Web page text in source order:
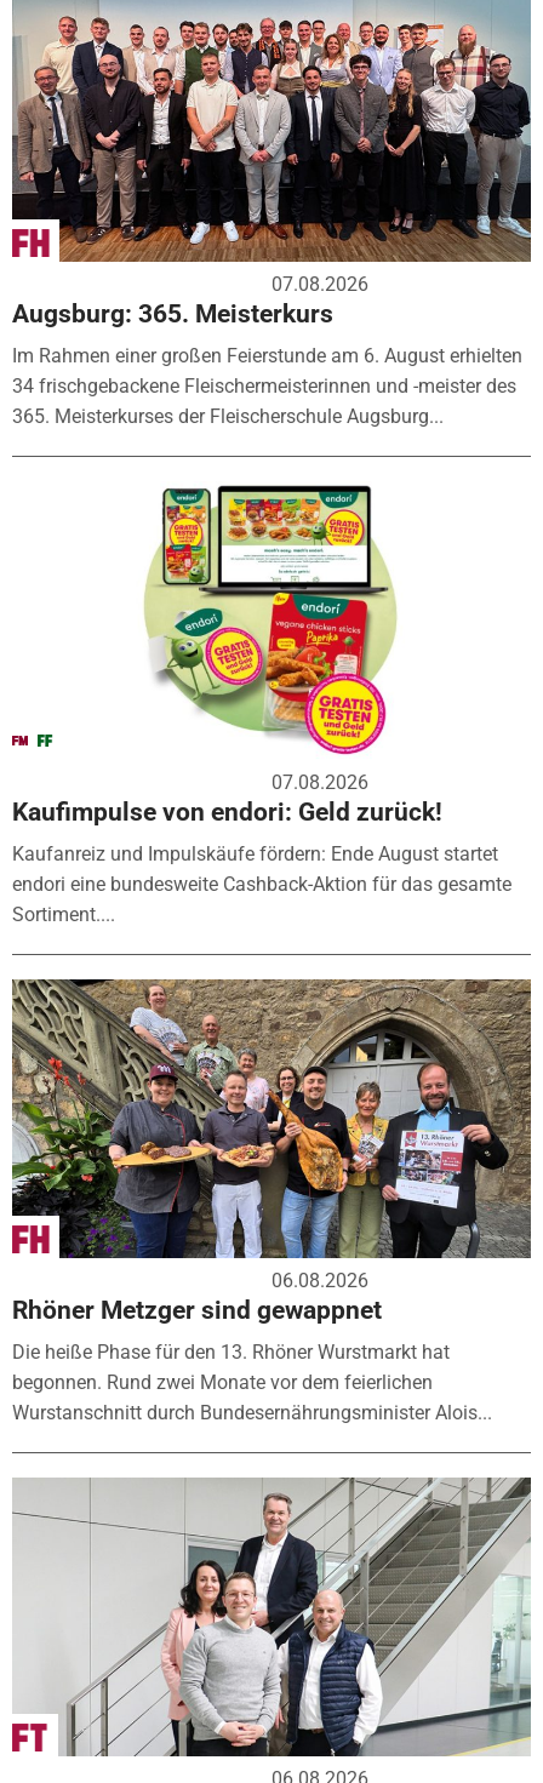
07.08.2026
Augsburg: 365. Meisterkurs
Im Rahmen einer großen Feierstunde am 6. August erhielten
34 frischgebackene Fleischermeisterinnen und -meister des
365. Meisterkurses der Fleischerschule Augsburg...
07.08.2026
Kaufimpulse von endori: Geld zurück!
Kaufanreiz und Impulskäufe fördern: Ende August startet
endori eine bundesweite Cashback-Aktion für das gesamte
Sortiment....
06.08.2026
Rhöner Metzger sind gewappnet
Die heiße Phase für den 13. Rhöner Wurstmarkt hat
begonnen. Rund zwei Monate vor dem feierlichen
Wurstanschnitt durch Bundesernährungsminister Alois...
06.08.2026